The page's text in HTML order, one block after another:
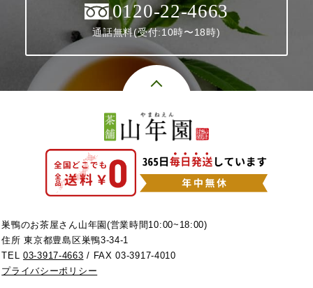
0120-22-4663
通話無料(受付:10時〜18時)
巣鴨のお茶屋さん山年園(営業時間10:00~18:00)
住所 東京都豊島区巣鴨3-34-1
TEL03-3917-4663 / FAX 03-3917-4010
プライバシーポリシー